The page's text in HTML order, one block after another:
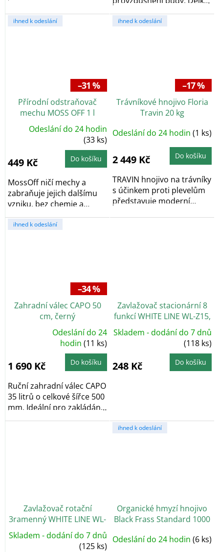
jednoho hrotu činí...
ihned k odeslání
–31 %
Přírodní odstraňovač
mechu MOSS OFF 1 l
Odeslání do 24 hodin
(33 ks)
449 Kč Do košíku
MossOff ničí mechy a
zabraňuje jejich dalšímu
vzniku, bez chemie a
poškození životního...
ihned k odeslání
–17 %
Trávníkové hnojivo Floria
Travin 20 kg
Odeslání do 24 hodin (1 ks)
2 449 Kč Do košíku
TRAVIN hnojivo na trávníky
s účinkem proti plevelům
představuje moderní
ihned k odeslání
–34 %
Zahradní válec CAPO 50
cm, černý
5,0
z
5
Odeslání do 24
hodin(11 ks)
1 690 Kč Do košíku
Ruční zahradní válec CAPO
35 litrů o celkové šířce 500
mm. Ideální pro zakládání
a péči...
Zavlažovač stacionární 8
funkcí WHITE LINE WL-Z15,
plast
Skladem - dodání do 7 dnů
(118 ks)
248 Kč Do košíku
Zavlažovač rotační
3ramenný WHITE LINE WL-
Z16, plast
Skladem - dodání do 7 dnů
(125 ks)
ihned k odeslání
Organické hmyzí hnojivo
Black Frass Standard 1000
Odeslání do 24 hodin (6 ks)